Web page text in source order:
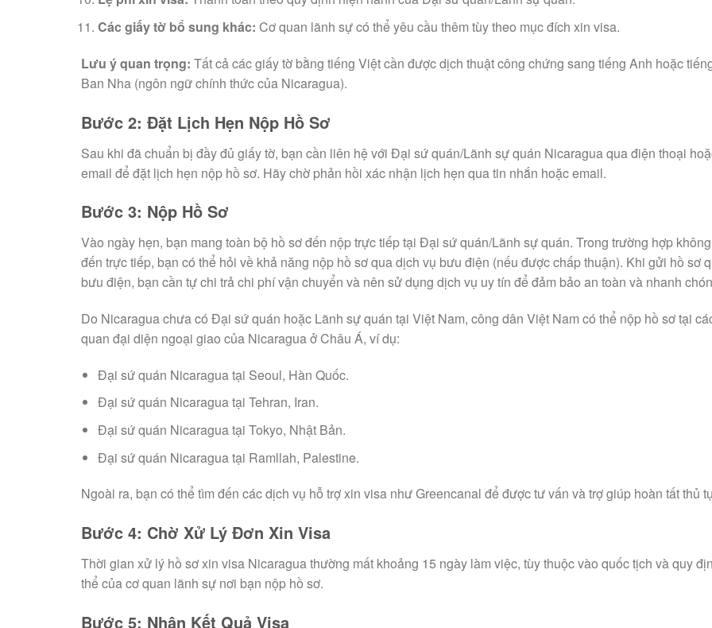
Các giấy tờ bổ sung khác: Cơ quan lãnh sự có thể yêu cầu thêm tùy theo mục đích xin visa.
Lưu ý quan trọng: Tất cả các giấy tờ bằng tiếng Việt cần được dịch thuật công chứng sang tiếng Anh hoặc
Ban Nha (ngôn ngữ chính thức của Nicaragua).
Bước 2: Đặt Lịch Hẹn Nộp Hồ Sơ
Sau khi đã chuẩn bị đầy đủ giấy tờ, bạn cần liên hệ với Đại sứ quán/Lãnh sự quán Nicaragua qua điện thoại
email để đặt lịch hẹn nộp hồ sơ. Hãy chờ phản hồi xác nhận lịch hẹn qua tin nhắn hoặc email.
Bước 3: Nộp Hồ Sơ
Vào ngày hẹn, bạn mang toàn bộ hồ sơ đến nộp trực tiếp tại Đại sứ quán/Lãnh sự quán. Trong trường hợp
đến trực tiếp, bạn có thể hỏi về khả năng nộp hồ sơ qua dịch vụ bưu điện (nếu được chấp thuận). Khi gửi hồ sơ
bưu điện, bạn cần tự chi trả chi phí vận chuyển và nên sử dụng dịch vụ uy tín để đảm bảo an toàn và nhanh
Do Nicaragua chưa có Đại sứ quán hoặc Lãnh sự quán tại Việt Nam, công dân Việt Nam có thể nộp hồ sơ tại
quan đại diện ngoại giao của Nicaragua ở Châu Á, ví dụ:
Đại sứ quán Nicaragua tại Seoul, Hàn Quốc.
Đại sứ quán Nicaragua tại Tehran, Iran.
Đại sứ quán Nicaragua tại Tokyo, Nhật Bản.
Đại sứ quán Nicaragua tại Ramllah, Palestine.
Ngoài ra, bạn có thể tìm đến các dịch vụ hỗ trợ xin visa như Greencanal để được tư vấn và trợ giúp hoàn tất thủ
Bước 4: Chờ Xử Lý Đơn Xin Visa
Thời gian xử lý hồ sơ xin visa Nicaragua thường mất khoảng 15 ngày làm việc, tùy thuộc vào quốc tịch và quy
thể của cơ quan lãnh sự nơi bạn nộp hồ sơ.
Bước 5: Nhận Kết Quả Visa